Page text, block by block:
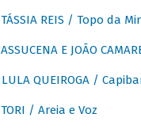
TÁSSIA REIS / Topo da
ASSUCENA E JOÃO
LULA QUEIROGA /
TORI / Areia e Voz